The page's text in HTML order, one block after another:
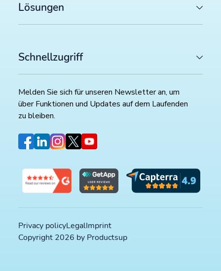
Lösungen
Schnellzugriff
Melden Sie sich für unseren Newsletter an, um
über Funktionen und Updates auf dem Laufenden
zu bleiben.
Privacy policyLegalImprint
Copyright 2026 by Productsup